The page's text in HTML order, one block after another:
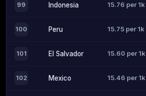
99 Indonesia 15.76 per 1k
100 Peru 15.75 per 1k
101 El Salvador 15.60 per 1k
102 Mexico 15.46 per 1k